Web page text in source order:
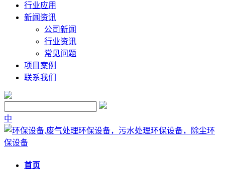
行业应用
新闻资讯
公司新闻
行业资讯
常见问题
项目案例
联系我们
中
首页